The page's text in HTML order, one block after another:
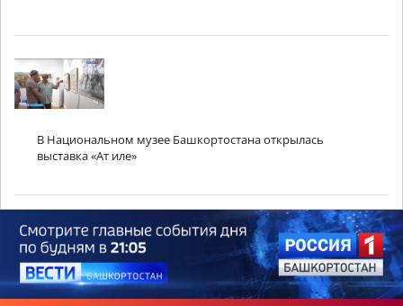
В Национальном музее Башкортостана открылась
выставка «Ат иле»